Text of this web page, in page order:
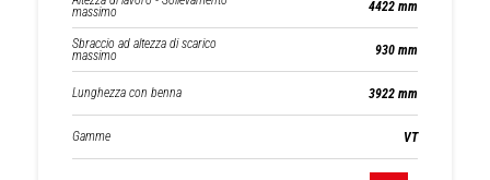
massimo 4422 mm
Sbraccio ad altezza di scarico
massimo 930 mm
Lunghezza con benna 3922 mm
Gamme VT